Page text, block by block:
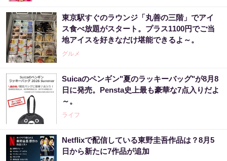
東京駅すぐのラウンジ「丸善の三階」でアイ
ス食べ放題がスタート。プラス1100円でご当
地アイスを好きなだけ堪能できるよ～。
グルメ
Suicaのペンギン"夏のラッキーバッグ"が8月8
日に発売。Pensta史上最も豪華な7点入りだよ
～。
ライフ
Netflixで配信している東野圭吾作品は？8月5
日から新たに7作品が追加